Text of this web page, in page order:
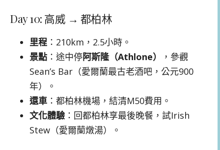
Day 10: 高威 → 都柏林
里程 ：210km，2.5小時。
景點 ：途中停阿斯隆（Athlone）
，參觀
Sean’s Bar（愛爾蘭最古老酒吧，公元900
年）。
還車 ：都柏林機場，結清M50費用。
文化體驗 ：回都柏林享最後晚餐，試Irish
Stew（愛爾蘭燉湯）。